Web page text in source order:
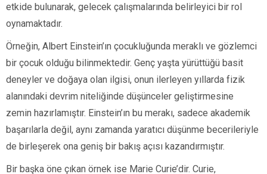
etkide bulunarak, gelecek çalışmalarında belirleyici bir rol
oynamaktadır.
Örneğin, Albert Einstein’ın çocukluğunda meraklı ve gözlemci
bir çocuk olduğu bilinmektedir. Genç yaşta yürüttüğü basit
deneyler ve doğaya olan ilgisi, onun ilerleyen yıllarda fizik
alanındaki devrim niteliğinde düşünceler geliştirmesine
zemin hazırlamıştır. Einstein’ın bu merakı, sadece akademik
başarılarla değil, aynı zamanda yaratıcı düşünme becerileriyle
de birleşerek ona geniş bir bakış açısı kazandırmıştır.
Bir başka öne çıkan örnek ise Marie Curie’dir. Curie,